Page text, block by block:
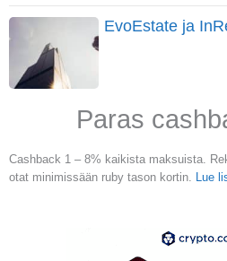
EvoEstate ja
Paras
Cashback 1 – 8% kaikista maksuista.
otat minimissään ruby tason kortin. Lue